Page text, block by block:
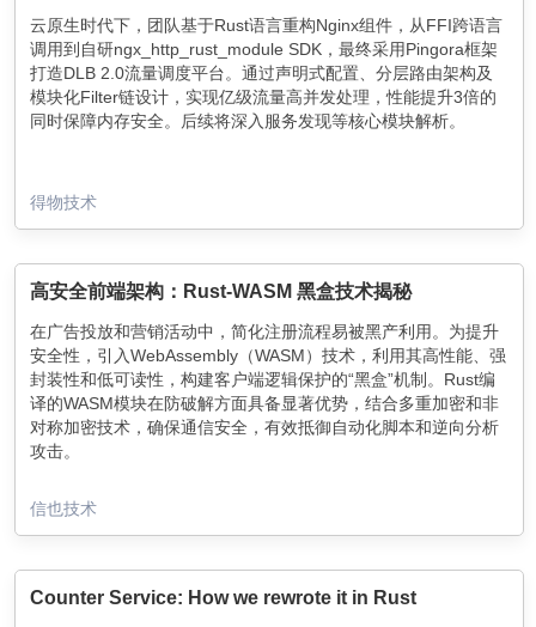
云原生时代下，团队基于Rust语言重构Nginx组件，从FFI跨语言
调用到自研ngx_http_rust_module SDK，最终采用Pingora框架
打造DLB 2.0流量调度平台。通过声明式配置、分层路由架构及
模块化Filter链设计，实现亿级流量高并发处理，性能提升3倍的
同时保障内存安全。后续将深入服务发现等核心模块解析。
得物技术
高安全前端架构：Rust-WASM 黑盒技术揭秘
在广告投放和营销活动中，简化注册流程易被黑产利用。为提升
安全性，引入WebAssembly（WASM）技术，利用其高性能、强
封装性和低可读性，构建客户端逻辑保护的“黑盒”机制。Rust编
译的WASM模块在防破解方面具备显著优势，结合多重加密和非
对称加密技术，确保通信安全，有效抵御自动化脚本和逆向分析
攻击。
信也技术
Counter Service: How we rewrote it in Rust